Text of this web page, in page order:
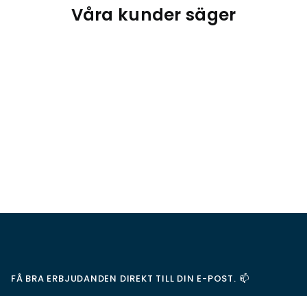
Våra kunder säger
FÅ BRA ERBJUDANDEN DIREKT TILL DIN E-POST. 📫